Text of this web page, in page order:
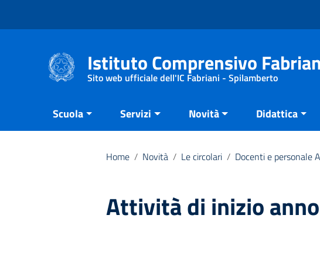
Istituto Comprensivo
Sito web ufficiale dell'IC Fabriani - Spilamberto
Scuola Servizi Novità Didattica
Home / Novità / Le circolari / Docenti e personale
Attività di inizio